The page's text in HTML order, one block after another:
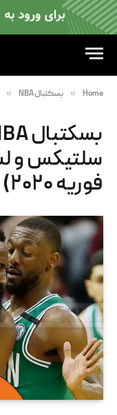
Home
» بسکتبال NBA »
فوریه ۲۰۲۰)